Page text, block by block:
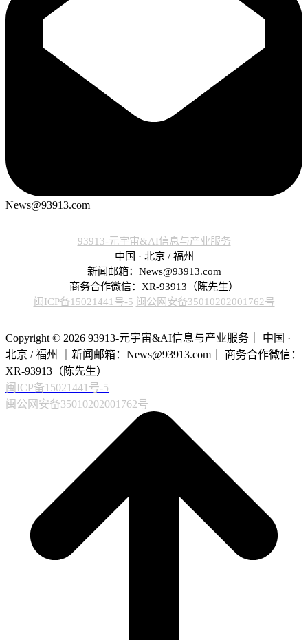
News@93913.com
93913-元宇宙&AI信息与产业服务
中国 · 北京 / 福州
新闻邮箱：News@93913.com
商务合作微信：XR-93913（陈先生）
闽ICP备15021441号-5 闽公网安备35010202001762号
Copyright © 2026 93913-元宇宙&AI信息与产业服务｜ 中国 ·
北京 / 福州 ｜新闻邮箱：News@93913.com｜ 商务合作微信：
XR-93913（陈先生）
闽ICP备15021441号-5
闽公网安备35010202001762号